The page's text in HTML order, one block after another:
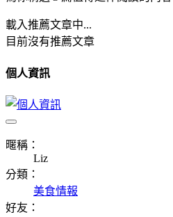
載入推薦文章中...
目前沒有推薦文章
個人資訊
暱稱：
Liz
分類：
美食情報
好友：